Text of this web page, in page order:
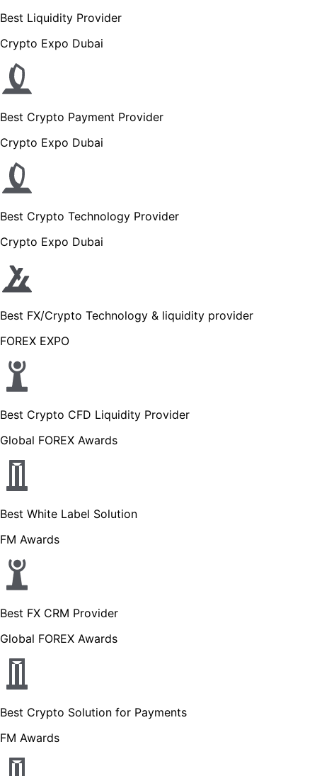
Best Liquidity Provider
Crypto Expo Dubai
Best Crypto Payment Provider
Crypto Expo Dubai
Best Crypto Technology Provider
Crypto Expo Dubai
Best FX/Crypto Technology & liquidity provider
FOREX EXPO
Best Crypto CFD Liquidity Provider
Global FOREX Awards
Best White Label Solution
FM Awards
Best FX CRM Provider
Global FOREX Awards
Best Crypto Solution for Payments
FM Awards